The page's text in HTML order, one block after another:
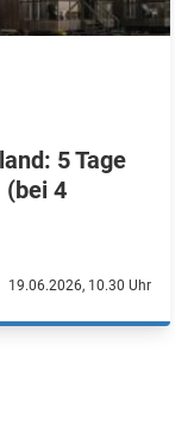
5 Tage
(bei 4
19.06.2026, 10.30 Uhr